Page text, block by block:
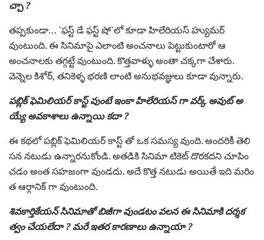
చ్చా ?
తప్పకుండా… `ఫ‌స్ట్ డే ఫ‌స్ట్ షో`లో కూడా హిలేరియస్ హ్యుమర్
వుంటుంది. ఈ సినిమాపై ఎలాంటి అంచనాలు పెట్టుకుంటారో ఆ
అంచనాలకు తగ్గట్టే వుంటుంది. కొత్తవాళ్ళు అంతా చక్కగా చేశారు.
వెన్నెల కిశోర్, తనికెళ్ళ భరణి లాంటి అనుభవజ్ఞులు కూడా వున్నారు.
పబ్లిక్ ఫెమిలియర్ కాస్ట్ వుంటే ఇంకా హిలేరియస్ గా వర్క్ అవుట్ అ
య్యే అవకాశాలు ఉన్నాయి కదా ?
ఈ కథలో పబ్లిక్ ఫెమిలియర్ కాస్ట్ తో ఒక సమస్య వుంది. అందరికీ తెలి
సన నటుడు ఉన్నారనుకోండి. అతడికి సినిమా టికెట్ దొరకదని చూపిం
చడం అంత సహజంగా వుండదు. అదే కొత్త నటుడు అయితే ఇది మరిం
త ఆర్గానిక్ గా వుంటుంది.
శివకార్తికేయన్ సినిమాతో బిజీగా వుండటం వలన ఈ సినిమాకి దర్శక
త్వం చేయలేదా ? మరే ఇతర కారణాలు ఉన్నాయా ?